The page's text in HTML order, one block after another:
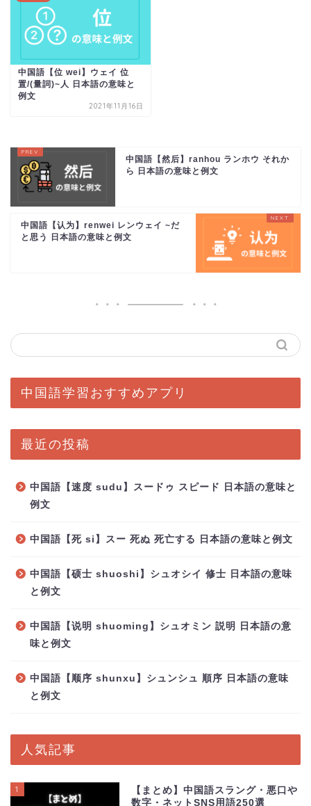
中国語【位 wei】ウェイ 位
置/(量詞)~人 日本語の意味と
例文
2021年11月16日
中国語【然后】ranhou ランホウ それか
ら 日本語の意味と例文
中国語【认为】renwei レンウェイ ~だ
と思う 日本語の意味と例文
中国語学習おすすめアプリ
最近の投稿
中国語【速度 sudu】スードゥ スピード 日本語の意味と
例文
中国語【死 si】スー 死ぬ 死亡する 日本語の意味と例文
中国語【硕士 shuoshi】シュオシイ 修士 日本語の意味
と例文
中国語【说明 shuoming】シュオミン 説明 日本語の意
味と例文
中国語【顺序 shunxu】シュンシュ 順序 日本語の意味
と例文
人気記事
1
【まとめ】中国語スラング・悪口や
数字・ネットSNS用語250選